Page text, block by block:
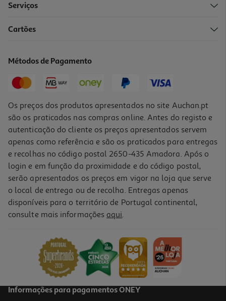
Price reduced from
5,69 €to
Promoção
-30%
4.9
Máscara Fructis Bomb Proteína Caracóis 320ml
Price reduced from
Serviços
Cartões
Métodos de Pagamento
Os preços dos produtos apresentados no site Auchan.pt
são os praticados nas compras online. Antes do registo e
autenticação do cliente os preços apresentados servem
apenas como referência e são os praticados para entregas
e recolhas no código postal 2650-435 Amadora. Após o
login e em função da proximidade e do código postal,
serão apresentados os preços em vigor na loja que serve
o local de entrega ou de recolha. Entregas apenas
disponíveis para o território de Portugal continental,
consulte mais informações aqui.
Informações para pagamentos ONEY